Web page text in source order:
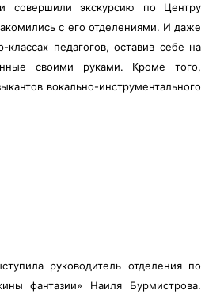
совершили экскурсию по Центру
с его отделениями. И даже
классах педагогов, оставив себе на
своими руками. Кроме того,
вокально-инструментального
руководитель отделения по
фантазии» Наиля Бурмистрова.